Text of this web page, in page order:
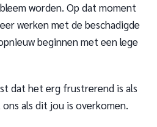
worden. Op dat moment
werken met de beschadigde
beginnen met een lege
dat het erg frustrerend is als
als dit jou is overkomen.